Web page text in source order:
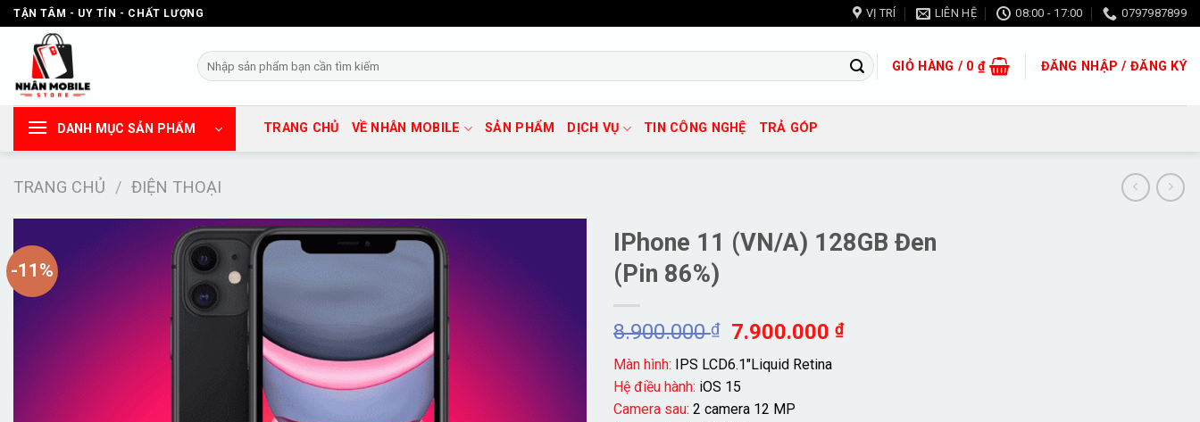
Chuyển
đến
TẬN TÂM - UY TÍN - CHẤT LƯỢNG VỊ TRÍ LIÊN HỆ 08:00 - 17:00 0797987899
Tìm
kiếm:
GIỎ HÀNG / 0 ₫ ĐĂNG NHẬP / ĐĂNG KÝ
DANH MỤC SẢN PHẨM TRANG CHỦ VỀ NHÂN MOBILE SẢN PHẨM DỊCH VỤ TIN CÔNG NGHỆ TRẢ GÓP
TRANG CHỦ / ĐIỆN THOẠI
-11%
IPhone 11 (VN/A) 128GB Đen
(Pin 86%)
8.900.000₫
Giá
gốc
là:
8.900.000 ₫.
7.900.000₫Giá
Màn hình: IPS LCD6.1″Liquid Retina
Hệ điều hành: iOS 15
Camera sau: 2 camera 12 MP